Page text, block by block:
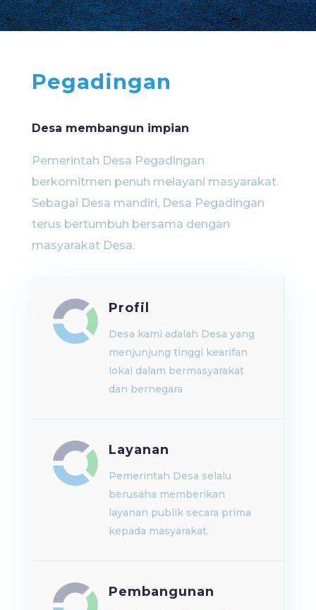
Pegadingan
Desa membangun impian
Pemerintah Desa Pegadingan
berkomitmen penuh melayani masyarakat.
Sebagai Desa mandiri, Desa Pegadingan
terus bertumbuh bersama dengan
masyarakat Desa.
Profil
Desa kami adalah Desa yang
menjunjung tinggi kearifan
lokal dalam bermasyarakat
dan bernegara
Layanan
Pemerintah Desa selalu
berusaha memberikan
layanan publik secara prima
kepada masyarakat.
Pembangunan